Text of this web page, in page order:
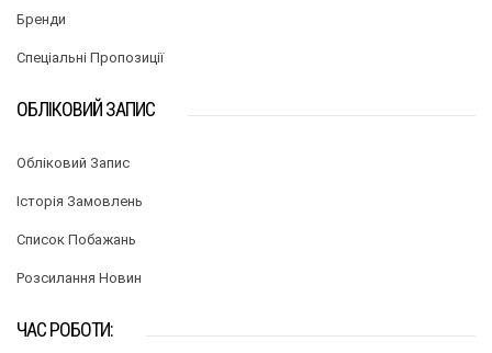
Бренди
Спеціальні Пропозиції
ОБЛІКОВИЙ ЗАПИС
Обліковий Запис
Історія Замовлень
Список Побажань
Розсилання Новин
ЧАС РОБОТИ: